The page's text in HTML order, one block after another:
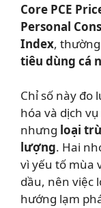
Core PCE
Personal
Index,
tiêu dùng cá
Chỉ số này đo
hóa và dịch
nhưng loại
lượng. Hai
vì yếu tố mùa
dầu, nên việc
hướng lạm